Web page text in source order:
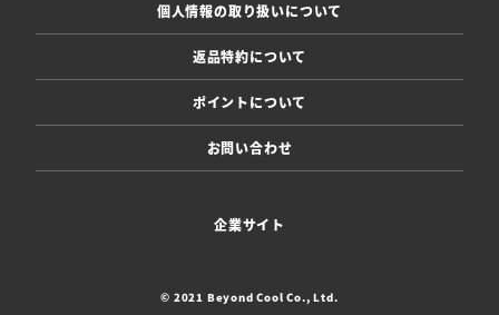
個人情報の取り扱いについて
返品特約について
ポイントについて
お問い合わせ
企業サイト
© 2021 Beyond Cool Co., Ltd.